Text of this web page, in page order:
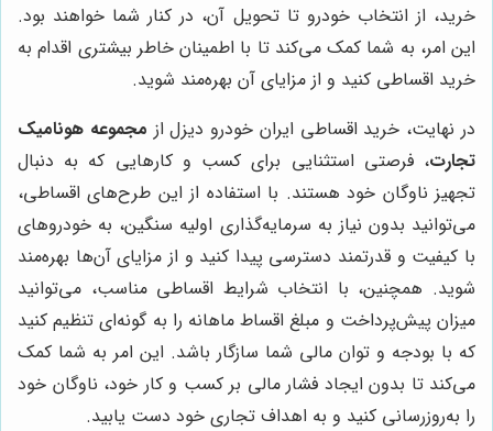
خرید، از انتخاب خودرو تا تحویل آن، در کنار شما خواهند بود.
این امر، به شما کمک می‌کند تا با اطمینان خاطر بیشتری اقدام به
خرید اقساطی کنید و از مزایای آن بهره‌مند شوید.
در نهایت، خرید اقساطی ایران خودرو دیزل از مجموعه هونامیک
تجارت، فرصتی استثنایی برای کسب و کارهایی که به دنبال
تجهیز ناوگان خود هستند. با استفاده از این طرح‌های اقساطی،
می‌توانید بدون نیاز به سرمایه‌گذاری اولیه سنگین، به خودروهای
با کیفیت و قدرتمند دسترسی پیدا کنید و از مزایای آن‌ها بهره‌مند
شوید. همچنین، با انتخاب شرایط اقساطی مناسب، می‌توانید
میزان پیش‌پرداخت و مبلغ اقساط ماهانه را به گونه‌ای تنظیم کنید
که با بودجه و توان مالی شما سازگار باشد. این امر به شما کمک
می‌کند تا بدون ایجاد فشار مالی بر کسب و کار خود، ناوگان خود
را به‌روزرسانی کنید و به اهداف تجاری خود دست یابید.